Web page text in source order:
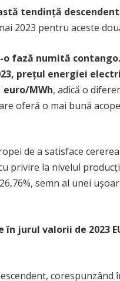
tendință
2023 pentru aceste
numită
prețul energiei
euro/MWh, adică o
oferă o mai bună
de a satisface
privire la nivelul
semn al unei
jurul valorii de 2023